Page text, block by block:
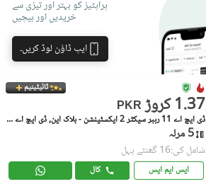
پراپٹیز کو بہتر اور تیزی سے
خریدیں اور بیچیں
ایپ ڈاؤن لوڈ کریں۔
ٹائیٹینیم
PKR 1.37 کروڑ
ڈی ایچ اے 11 رہبر سیکٹر 2 ایکسٹینشن - بلاک این, ڈی ایچ اے 11 رہبر سیکٹر 2 ایکسٹینشن
5 مرلہ
شامل کی:16 گھنٹے پہل
ایس ایم ایس کال